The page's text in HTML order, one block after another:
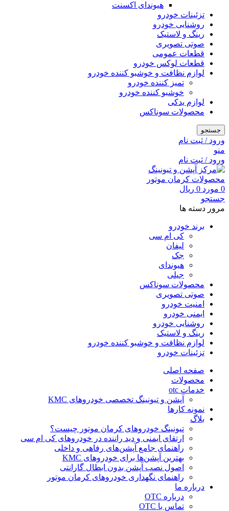
هیوندای اکسنت
تزئینات خودرو
روشنایی خودرو
رینگ و لاستیک
صوتی تصویری
قطعات عمومی
قطعات لوکس خودرو
لوازم نظافت و خوشبو کننده خودرو
تمیز کننده خودرو
خوشبو کننده خودرو
لوازم یدکی
محصولات سوناکس
جستجو
ورود / ثبت نام
منو
ورود / ثبت نام
0 مورد 0 ریال
جستجو
مرور دسته ها
برند خودرو
کی ام سی
لیفان
جک
هیوندای
جیلی
محصولات سوناکس
صوتی تصویری
امنیت خودرو
ایمنی خودرو
روشنایی خودرو
رینگ و لاستیک
لوازم نظافت و خوشبو کننده خودرو
تزئینات خودرو
صفحه اصلی
محصولات
خدمات otc
آپشن و تیونینگ تخصصی خودروهای KMC
نمونه کارها
بلاگ
تیونینگ خودروهای کرمان موتور چیست؟
ارتقای ایمنی و دید راننده در خودروهای کی ام سی
راهنمای جامع آپشن‌های رفاهی و داخلی
بهترین آپشن‌ها برای خودروهای KMC
اصول نصب آپشن بدون ابطال گارانتی
راهنمای نگهداری خودروهای کرمان موتور
درباره ما
درباره OTC
تماس با OTC